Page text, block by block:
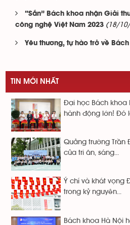
“Sắn” Bách khoa nhận Giải
công nghệ Việt Nam 2023 (18/
Yêu thương, tự hào trở về
TIN MỚI NHẤT
Đại học Bách khoa
hành động lớn! Đó
Quảng trường Trần
của tri ân, sáng...
Ý chí và khát vọng
trong kỷ nguyên...
Bách khoa Hà Nội